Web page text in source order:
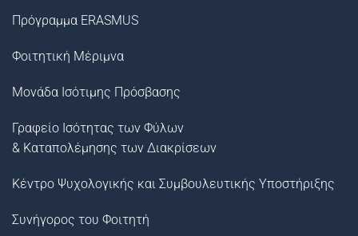
Πρόγραμμα ERASMUS
Φοιτητική Μέριμνα
Μονάδα Ισότιμης Πρόσβασης
Γραφείο Ισότητας των Φύλων
& Καταπολέμησης των Διακρίσεων
Κέντρο Ψυχολογικής και Συμβουλευτικής Υποστήριξης
Συνήγορος του Φοιτητή